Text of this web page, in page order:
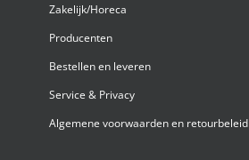
Zakelijk/Horeca
Producenten
Bestellen en leveren
Service & Privacy
Algemene voorwaarden en retourbeleid